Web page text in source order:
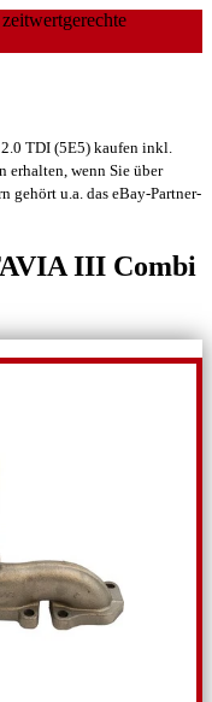
TDI (5E5) kaufen inkl.
erhalten, wenn Sie über
gehört u.a. das eBay-Partner-
III Combi